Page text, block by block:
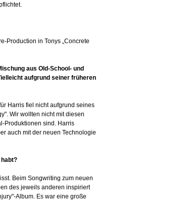
Production in Tonys „Concrete
aus Old-School- und
aufgrund seiner früheren
Harris fiel nicht aufgrund seines
Wir wollten nicht mit diesen
Produktionen sind. Harris
auch mit der neuen Technologie
Beim Songwriting zum neuen
des jeweils anderen inspiriert
Album. Es war eine große